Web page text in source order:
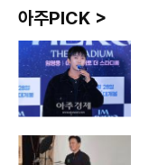
아주PICK >